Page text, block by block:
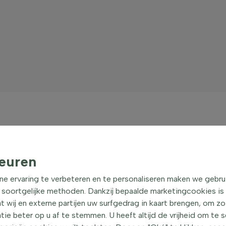
Deze vaste plant heeft opvallende hoge bloemen die de
in blauwtinten, roze, paars, geel en wit. Van late
De lupine is ook een ideale keuze voor het
schoonheid van deze vlinderbloemige vaste plant.
als vaste plant?
ervaring te verbeteren en te personaliseren maken we
methoden. Dankzij bepaalde marketingcookies is
wij en externe partijen uw surfgedrag in kaart brengen, om
beter op u af te stemmen. U heeft altijd de vrijheid om te